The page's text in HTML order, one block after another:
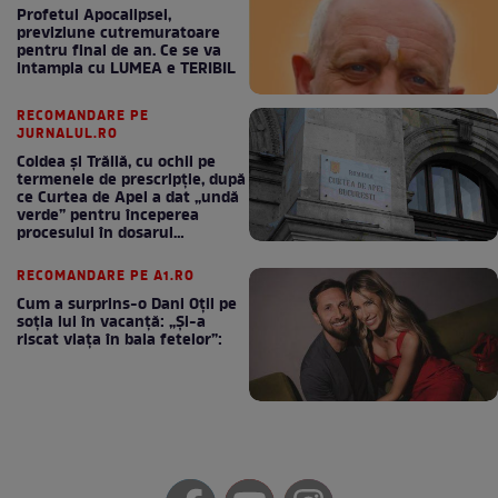
Profetul Apocalipsei,
previziune cutremuratoare
pentru final de an. Ce se va
intampla cu LUMEA e TERIBIL
RECOMANDARE PE
JURNALUL.RO
Coldea și Trăilă, cu ochii pe
termenele de prescripție, după
ce Curtea de Apel a dat „undă
verde” pentru începerea
procesului în dosarul
RECOMANDARE PE A1.RO
Cum a surprins-o Dani Oțil pe
soția lui în vacanță: „Și-a
riscat viața în baia fetelor”: